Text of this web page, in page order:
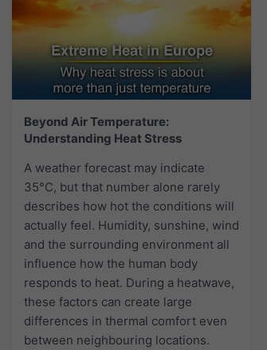
Beyond Air Temperature:
Understanding Heat Stress
A weather forecast may indicate
35°C, but that number alone rarely
describes how hot the conditions will
actually feel. Humidity, sunshine, wind
and the surrounding environment all
influence how the human body
responds to heat. During a heatwave,
these factors can create large
differences in thermal comfort even
between neighbouring locations.